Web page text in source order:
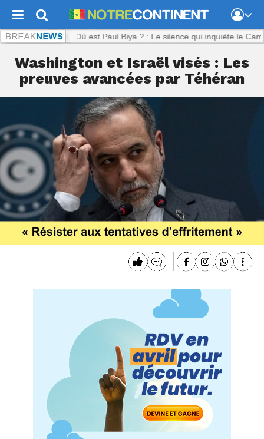
: Où est Paul Biya ? : Le silence qui inquiète le Cameroun
Washington et Israël visés : Les
preuves avancées par Téhéran